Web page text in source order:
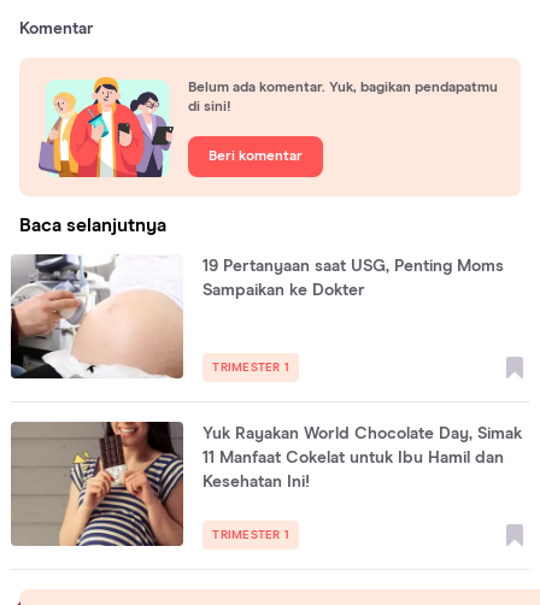
Komentar
Belum ada komentar. Yuk, bagikan pendapatmu
di sini!
Beri komentar
Baca selanjutnya
19 Pertanyaan saat USG, Penting Moms
Sampaikan ke Dokter
TRIMESTER 1
Yuk Rayakan World Chocolate Day, Simak
11 Manfaat Cokelat untuk Ibu Hamil dan
Kesehatan Ini!
TRIMESTER 1